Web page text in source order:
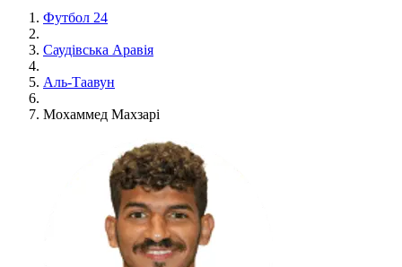
Футбол 24
Саудівська Аравія
Аль-Таавун
Мохаммед Махзарі